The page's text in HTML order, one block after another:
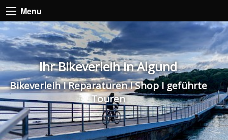
Menu
Ihr Bikeverleih in Algund
Bikeverleih I Reparaturen I Shop I geführte
Touren